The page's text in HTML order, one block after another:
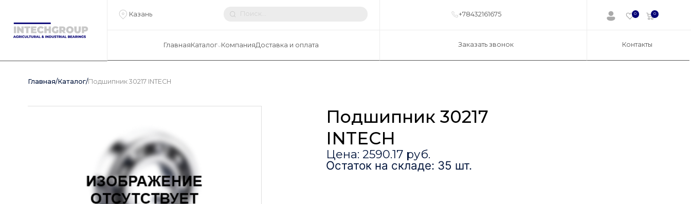
Казань +78432161675 0 0
ГлавнаяКаталог КомпанияДоставка и оплата Заказать звонок Контакты
Главная/Каталог/Подшипник 30217 INTECH
Подшипник 30217
INTECH
Цена: 2590.17 руб.
Остаток на складе: 35 шт.